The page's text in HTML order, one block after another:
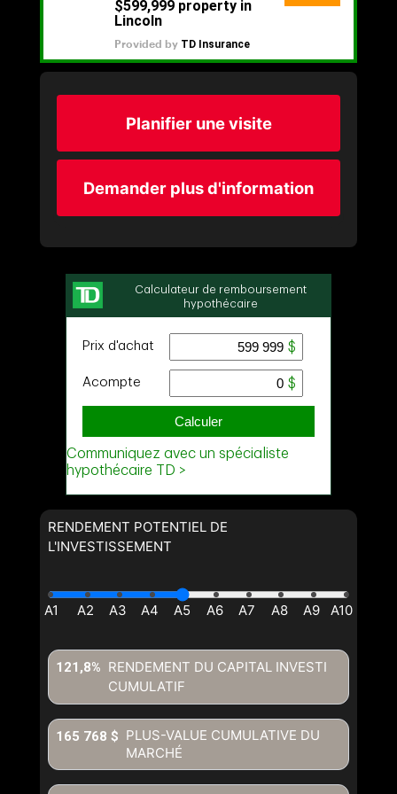
Planifier une visite
Demander plus d'information
RENDEMENT POTENTIEL DE
L'INVESTISSEMENT
RENDEMENT DU CAPITAL INVESTI
CUMULATIF
121,8%
PLUS-VALUE CUMULATIVE DU
MARCHÉ
165 768 $